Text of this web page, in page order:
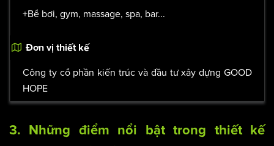
+Bể bơi, gym, massage, spa, bar...
Đơn vị thiết kế
Công ty cổ phần kiến trúc và đầu tư xây dựng GOOD
HOPE
3. Những điểm nổi bật trong thiết kế